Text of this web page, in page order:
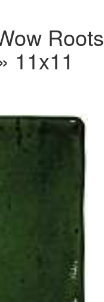
Roots
11x11